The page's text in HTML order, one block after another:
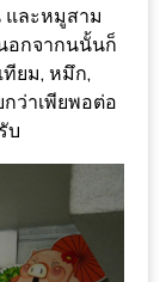
และหมูสาม
อกจากนนั้นก็
ทียม, หมึก,
กว่าเพียพอต่อ
บ